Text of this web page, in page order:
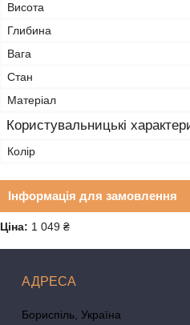
Висота
Глибина
Вага
Стан
Матеріал
Користувальницькі
Колір
Інформація для замовлення
Ціна: 1 049 ₴
Бориспіль, Україна